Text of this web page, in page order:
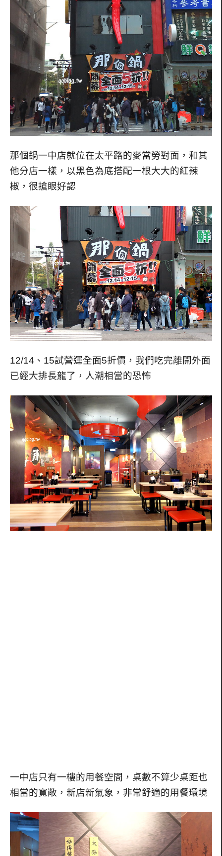
那個鍋一中店就位在太平路的麥當勞對面，和其
他分店一樣，以黑色為底搭配一根大大的紅辣
椒，很搶眼好認
12/14、15試營運全面5折價，我們吃完離開外面
已經大排長龍了，人潮相當的恐怖
一中店只有一樓的用餐空間，桌數不算少桌距也
相當的寬敞，新店新氣象，非常舒適的用餐環境